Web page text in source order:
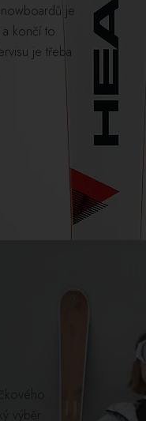
je
končí to
je třeba
výběr